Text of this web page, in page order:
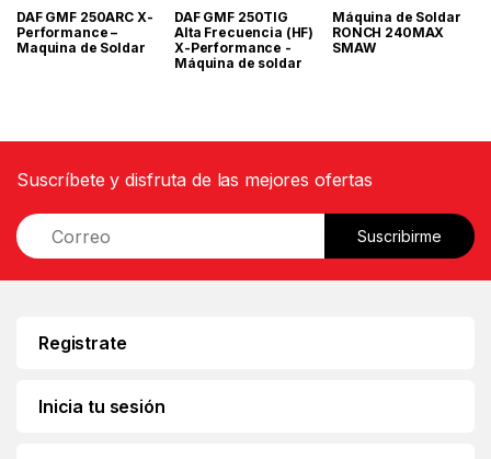
DAF GMF 250ARC X-
Performance –
Maquina de Soldar
DAF GMF 250TIG
Alta Frecuencia (HF)
X-Performance -
Máquina de soldar
Máquina de Soldar
RONCH 240MAX
SMAW
Suscríbete y disfruta de las mejores ofertas
E
m
Suscribirme
Registrate
Inicia tu sesión